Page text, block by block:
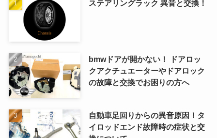
ステアリングラック 異音と交換！
bmwドアが開かない！ ドアロッ
クアクチュエーターやドアロック
の故障と交換でお困りの方へ
自動車足回りからの異音原因！タ
イロッドエンド故障時の症状と交